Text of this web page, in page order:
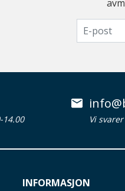
14.00 Vi
INFORMASJON